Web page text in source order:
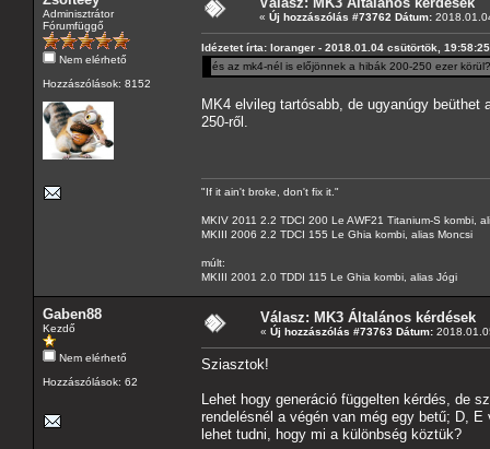
Adminisztrátor
Fórumfüggő
Nem elérhető
Hozzászólások: 8152
« Új hozzászólás #73762 Dátum:
Idézetet írta: loranger - 2018.01.04 csütörtök, 19:58:25
és az mk4-nél is előjönnek a hibák 200-250 ezer körül?
MK4 elvileg tartósabb, de ugyanúgy
250-ről.
"If it ain't broke, don't fix it."
MKIV 2011 2.2 TDCI 200 Le AWF21 Titanium-S kombi,
MKIII 2006 2.2 TDCI 155 Le Ghia kombi, alias Moncsi
múlt:
MKIII 2001 2.0 TDDI 115 Le Ghia kombi, alias Jógi
Gaben88
Kezdő
Nem elérhető
Hozzászólások: 62
Válasz: MK3 Általános kérdések
« Új hozzászólás #73763 Dátum:
Sziasztok!
Lehet hogy generáció függelten kérdés, de
rendelésnél a végén van még egy betű; D,
lehet tudni, hogy mi a különbség köztük?